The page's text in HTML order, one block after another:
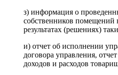
з) информация о
собственников помещений
результатах (решениях)
и) отчет об исполнении
договора управления,
доходов и расходов